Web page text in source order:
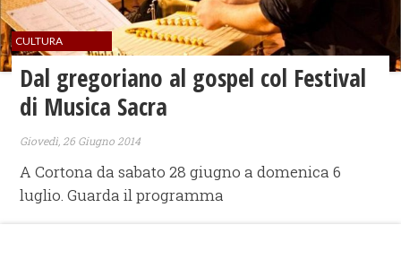
CULTURA
Dal gregoriano al gospel col Festival
di Musica Sacra
Giovedì, 26 Giugno 2014
A Cortona da sabato 28 giugno a domenica 6
luglio. Guarda il programma